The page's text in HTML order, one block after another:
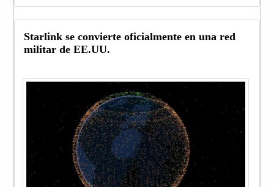
Starlink se convierte oficialmente en una red
militar de EE.UU.